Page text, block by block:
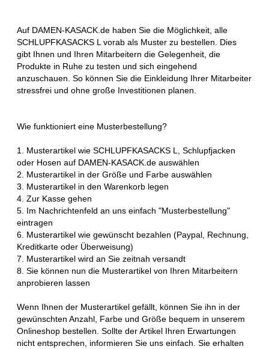
Auf DAMEN-KASACK.de haben Sie die Möglichkeit, alle
SCHLUPFKASACKS L vorab als Muster zu bestellen. Dies
gibt Ihnen und Ihren Mitarbeitern die Gelegenheit, die
Produkte in Ruhe zu testen und sich eingehend
anzuschauen. So können Sie die Einkleidung Ihrer Mitarbeiter
stressfrei und ohne große Investitionen planen.
Wie funktioniert eine Musterbestellung?
1. Musterartikel wie SCHLUPFKASACKS L, Schlupfjacken
oder Hosen auf DAMEN-KASACK.de auswählen
2. Musterartikel in der Größe und Farbe auswählen
3. Musterartikel in den Warenkorb legen
4. Zur Kasse gehen
5. Im Nachrichtenfeld an uns einfach "Musterbestellung"
eintragen
6. Musterartikel wie gewünscht bezahlen (Paypal, Rechnung,
Kreditkarte oder Überweisung)
7. Musterartikel wird an Sie zeitnah versandt
8. Sie können nun die Musterartikel von Ihren Mitarbeitern
anprobieren lassen
Wenn Ihnen der Musterartikel gefällt, können Sie ihn in der
gewünschten Anzahl, Farbe und Größe bequem in unserem
Onlineshop bestellen. Sollte der Artikel Ihren Erwartungen
nicht entsprechen, informieren Sie uns einfach. Sie erhalten